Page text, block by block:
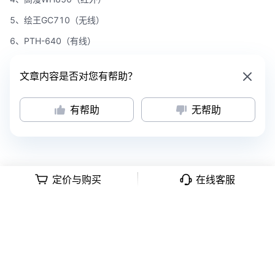
5、绘王GC710（无线）
6、PTH-640（有线）
文章内容是否对您有帮助？
有帮助 无帮助
定价与购买 在线客服